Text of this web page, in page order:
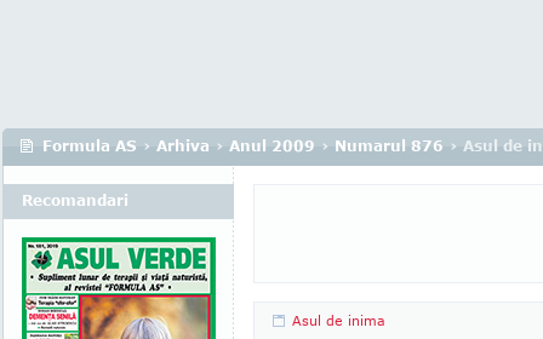
Formula AS › Arhiva › Anul 2009 › Numarul 876 › Asul de
Asul de inima
Recomandari